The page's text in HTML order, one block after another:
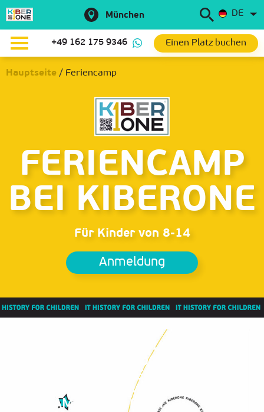
München DE
+49 162 175 9346 Einen Platz buchen
Hauptseite / Feriencamp
FERIENCAMP
BEI KIBERONE
Für Kinder von 8-14
Anmeldung
WIR HABEN EIN RUNDUM
DURCHDACHTES PROGRAMM FÜR
IHRE KINDER VORBEREITET BEI DEM
ES SICH PRIMÄR UM SPASS AM
PROGRAMMIEREN GEHT